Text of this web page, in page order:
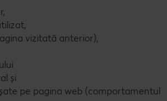
vizitată anterior),
și
pe pagina web (comportamentul